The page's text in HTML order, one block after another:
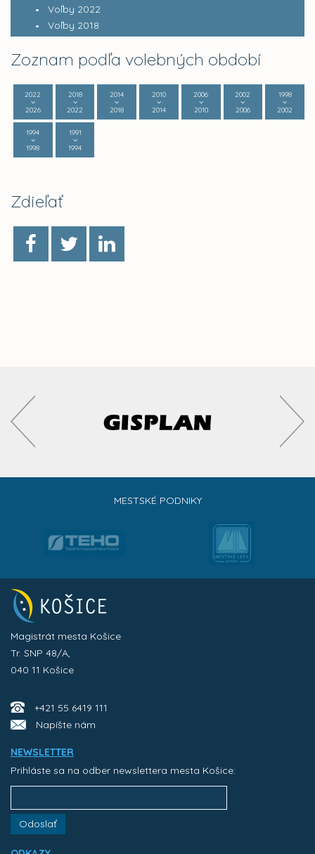
Voľby 2022
Voľby 2018
Zoznam podľa volebných období
2022
2026
2018
2022
2014
2018
2010
2014
2006
2010
2002
2006
1998
2002
1994
1998
1991
1994
Zdieľať
MESTSKÉ PODNIKY
Magistrát mesta Košice
Tr. SNP 48/A,
040 11 Košice
+421 55 6419 111
Napíšte nám
NEWSLETTER
Prihláste sa na odber newslettera mesta Košice:
Odoslať